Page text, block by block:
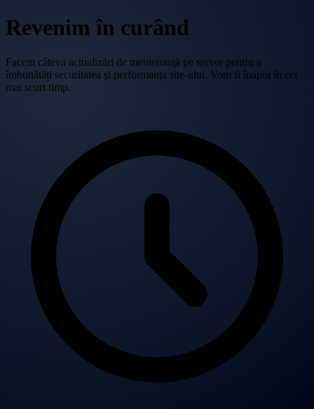
Revenim în curând
Facem câteva actualizări de mentenanță pe server pentru a
îmbunătăți securitatea și performanța site-ului. Vom fi înapoi în cel
mai scurt timp.